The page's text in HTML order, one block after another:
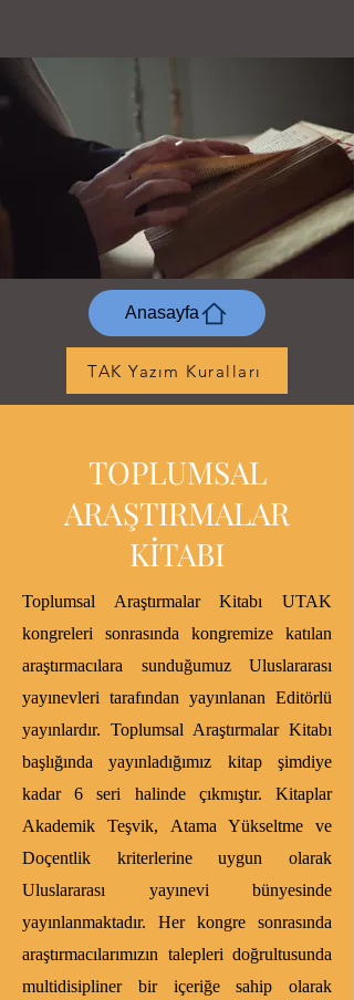
Anasayfa
TAK Yazım Kuralları
TOPLUMSAL
ARAŞTIRMALAR
KİTABI
Toplumsal Araştırmalar Kitabı UTAK
kongreleri sonrasında kongremize katılan
araştırmacılara sunduğumuz Uluslararası
yayınevleri tarafından yayınlanan Editörlü
yayınlardır. Toplumsal Araştırmalar Kitabı
başlığında yayınladığımız kitap şimdiye
kadar 6 seri halinde çıkmıştır. Kitaplar
Akademik Teşvik, Atama Yükseltme ve
Doçentlik kriterlerine uygun olarak
Uluslararası yayınevi bünyesinde
yayınlanmaktadır. Her kongre sonrasında
araştırmacılarımızın talepleri doğrultusunda
multidisipliner bir içeriğe sahip olarak